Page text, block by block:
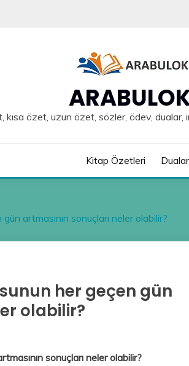
özet, uzun özet, sözler, ödev, dualar,
Kitap Özetleri Dualar
artmasının sonuçları neler olabilir?
her geçen gün
olabilir?
sonuçları neler olabilir?